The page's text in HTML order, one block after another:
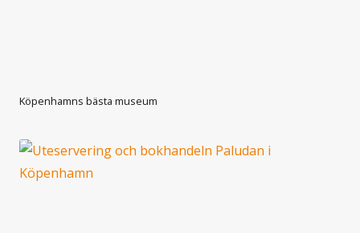
Köpenhamns bästa museum